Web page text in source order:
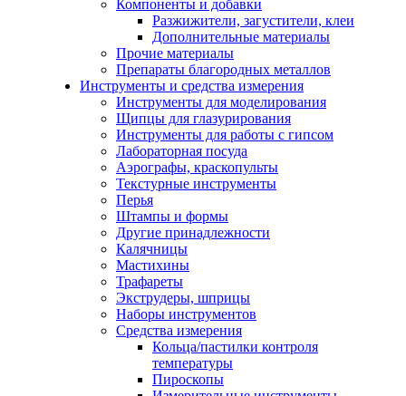
Компоненты и добавки
Разжижители, загустители, клеи
Дополнительные материалы
Прочие материалы
Препараты благородных металлов
Инструменты и средства измерения
Инструменты для моделирования
Щипцы для глазурирования
Инструменты для работы с гипсом
Лабораторная посуда
Аэрографы, краскопульты
Текстурные инструменты
Перья
Штампы и формы
Другие принадлежности
Калячницы
Мастихины
Трафареты
Экструдеры, шприцы
Наборы инструментов
Средства измерения
Кольца/пастилки контроля
температуры
Пироскопы